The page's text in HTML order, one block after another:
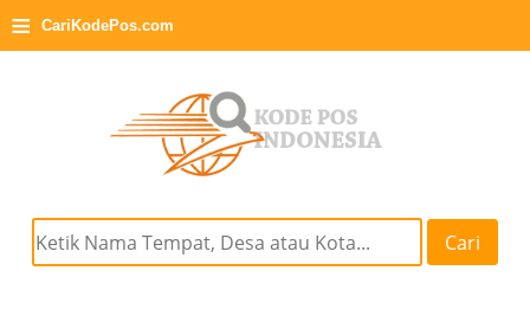
≡ CariKodePos.com
Cari